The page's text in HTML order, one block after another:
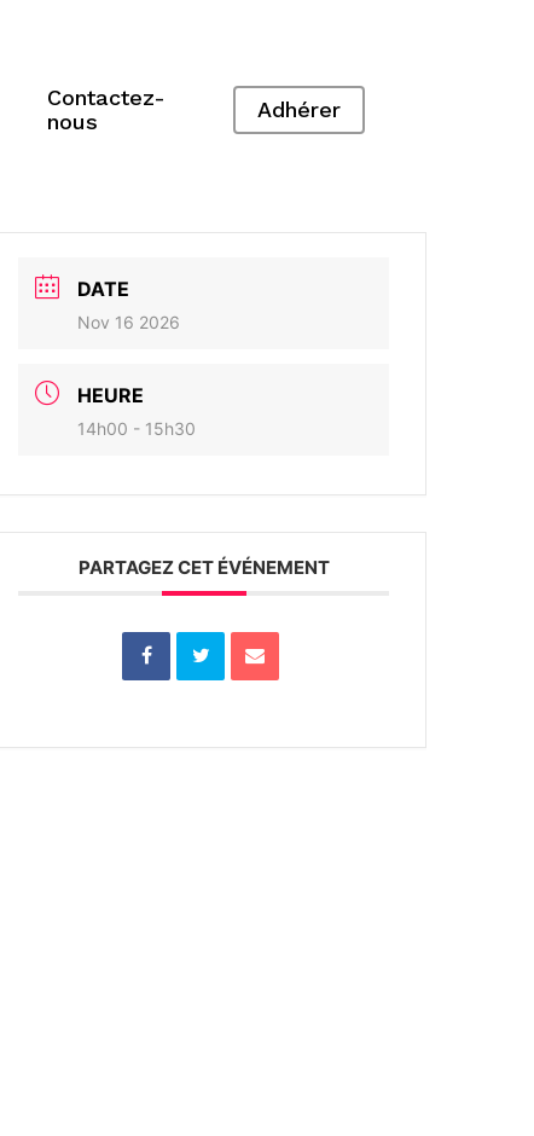
Contactez-
nous
Adhérer
DATE
Nov 16 2026
HEURE
14h00 - 15h30
PARTAGEZ CET ÉVÉNEMENT